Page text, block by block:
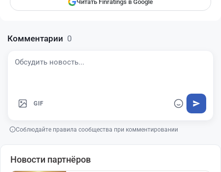
Читать Finratings в Google
Комментарии 0
GIF
Соблюдайте правила сообщества при комментировании